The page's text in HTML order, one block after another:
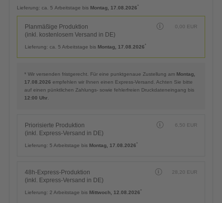
Lieferung: ca. 5 Arbeitstage bis Montag, 17.08.2026*
Planmäßige Produktion
(inkl. kostenlosem Versand in DE)
0,00 EUR
Lieferung: ca. 5 Arbeitstage bis Montag, 17.08.2026*
* Wir versenden fristgerecht. Für eine punktgenaue Zustellung am Montag,
17.08.2026 empfehlen wir Ihnen einen Express-Versand. Achten Sie bitte
auf einen pünktlichen Zahlungs- sowie fehlerfreien Druckdateneingang bis
12:00 Uhr
Priorisierte Produktion
(inkl. Express-Versand in DE)
6,50 EUR
Lieferung: 5 Arbeitstage bis Montag, 17.08.2026*
48h-Express-Produktion
(inkl. Express-Versand in DE)
28,20 EUR
Lieferung: 2 Arbeitstage bis Mittwoch, 12.08.2026*